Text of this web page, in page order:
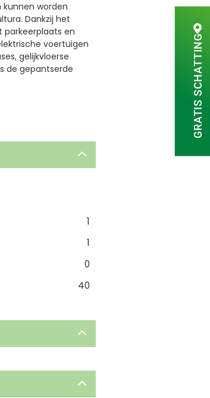
GRATIS SCHATTING
worden
Dankzij het
parkeerplaats en
voertuigen
gelijkvloerse
de gepantserde
1
1
0
40